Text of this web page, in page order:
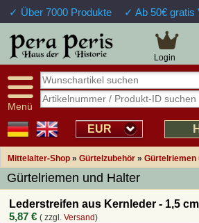
✓ Über 7000 Produkte ✓ Ab 50€ gratis
Login
Menü
EUR
Mittelalter-Shop » Gürtelzubehör » Gürtelriemen
Gürtelriemen und Halter
Lederstreifen aus Kernleder - 1,5 cm
5,87 € ( zzgl.Versand)
Große Auswahl
Verfügbarkeitsanzeige
Sendungsverfolgung
Intelligente Navigation
Freundlicher Service
14 Tage
Über 25
Schnelle
Kulant
Prof.
Übersicht Mittelalter-Produkte
Impressum
Widerrufsfunktion